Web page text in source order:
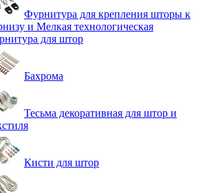
Фурнитура для крепления шторы к
и Мелкая технологическая
для штор
Бахрома
Тесьма декоративная для штор и
Кисти для штор